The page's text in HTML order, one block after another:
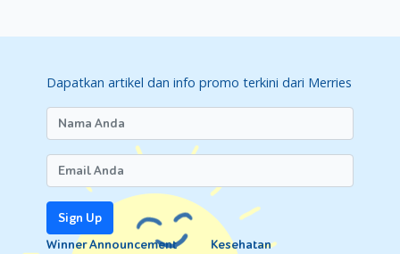
Dapatkan artikel dan info promo terkini dari Merries
Sign Up
Winner Announcement
Kesehatan